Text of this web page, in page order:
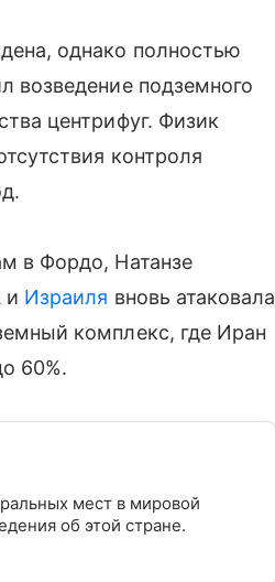
однако полностью
возведение подземного
центрифуг. Физик
контроля
в Фордо, Натанзе
и Израиля вновь атаковала
комплекс, где Иран
60%.
мест в мировой
об этой стране.